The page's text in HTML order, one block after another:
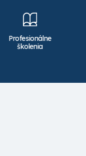
Profesionálne
školenia